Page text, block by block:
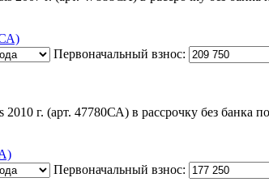
Первоначальный взнос:
Первоначальный взнос: